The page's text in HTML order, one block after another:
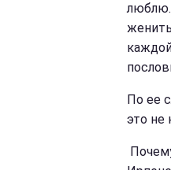
люблю.
По ее
это не